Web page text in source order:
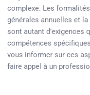
complexe. Les
générales annuelles et
sont autant d’exigences
compétences
vous informer sur ces
faire appel à un